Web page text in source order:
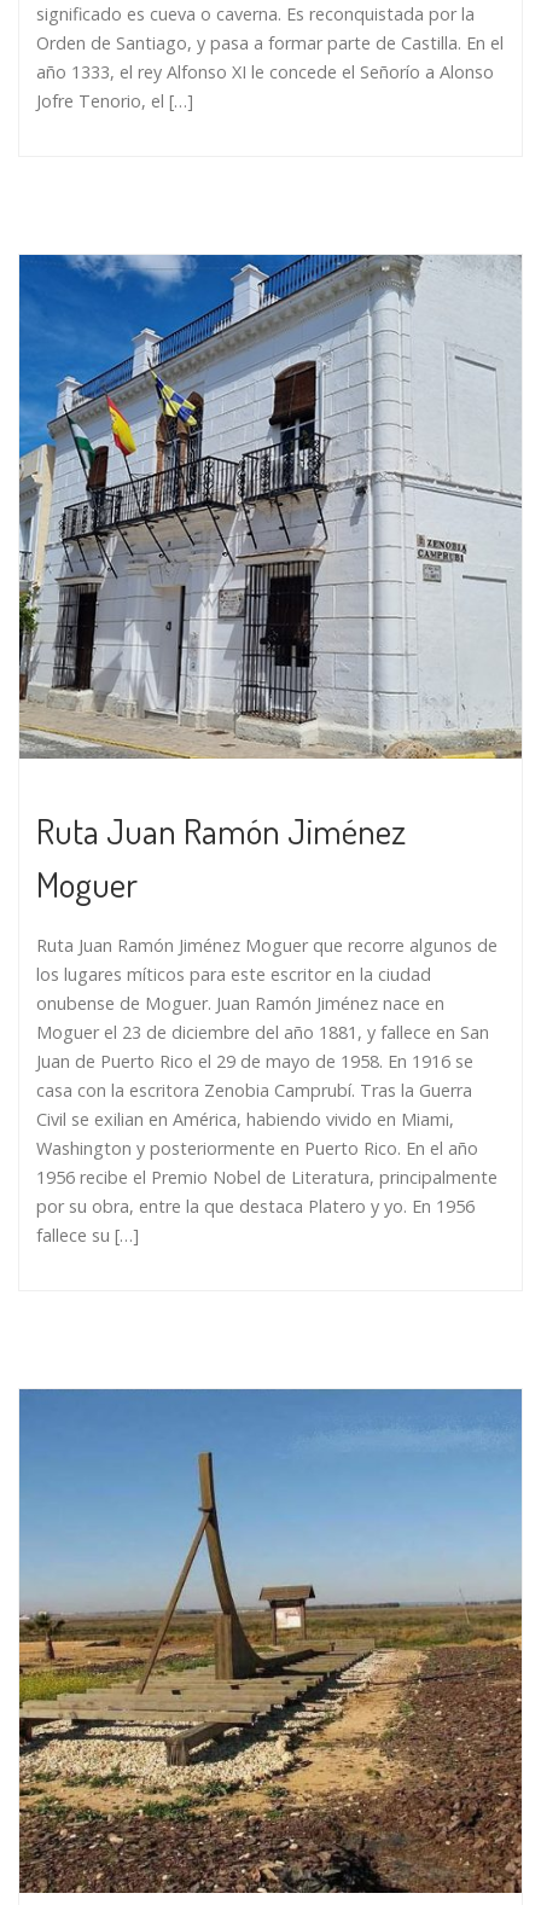
significado es cueva o caverna. Es reconquistada por la
Orden de Santiago, y pasa a formar parte de Castilla. En el
año 1333, el rey Alfonso XI le concede el Señorío a Alonso
Jofre Tenorio, el […]
Ruta Juan Ramón Jiménez
Moguer
Ruta Juan Ramón Jiménez Moguer que recorre algunos de
los lugares míticos para este escritor en la ciudad
onubense de Moguer. Juan Ramón Jiménez nace en
Moguer el 23 de diciembre del año 1881, y fallece en San
Juan de Puerto Rico el 29 de mayo de 1958. En 1916 se
casa con la escritora Zenobia Camprubí. Tras la Guerra
Civil se exilian en América, habiendo vivido en Miami,
Washington y posteriormente en Puerto Rico. En el año
1956 recibe el Premio Nobel de Literatura, principalmente
por su obra, entre la que destaca Platero y yo. En 1956
fallece su […]